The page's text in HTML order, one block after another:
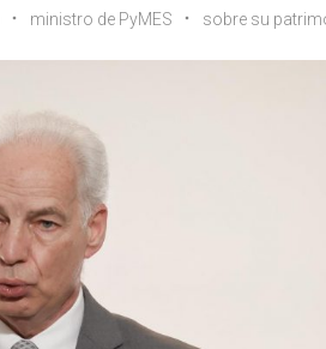
ministro de PyMES sobre su